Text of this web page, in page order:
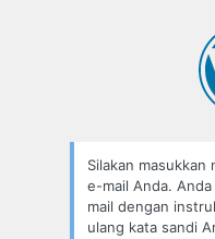
Silakan masukkan
e-mail Anda.
mail dengan
ulang kata sandi